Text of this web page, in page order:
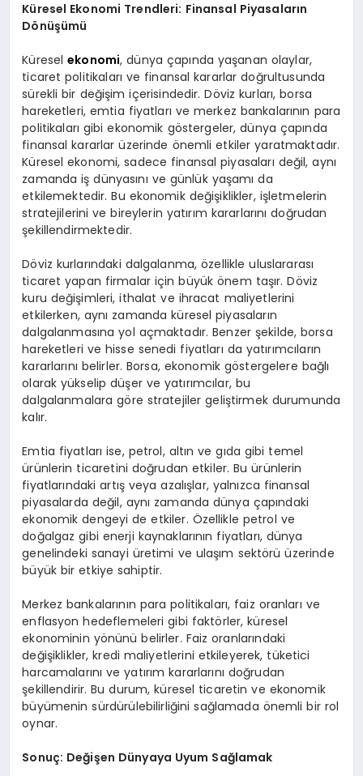
Küresel Ekonomi Trendleri: Finansal Piyasaların
Dönüşümü
Küreselekonomi, dünya çapında yaşanan olaylar,
ticaret politikaları ve finansal kararlar doğrultusunda
sürekli bir değişim içerisindedir. Döviz kurları, borsa
hareketleri, emtia fiyatları ve merkez bankalarının para
politikaları gibi ekonomik göstergeler, dünya çapında
finansal kararlar üzerinde önemli etkiler yaratmaktadır.
Küresel ekonomi, sadece finansal piyasaları değil, aynı
zamanda iş dünyasını ve günlük yaşamı da
etkilemektedir. Bu ekonomik değişiklikler, işletmelerin
stratejilerini ve bireylerin yatırım kararlarını doğrudan
şekillendirmektedir.
Döviz kurlarındaki dalgalanma, özellikle uluslararası
ticaret yapan firmalar için büyük önem taşır. Döviz
kuru değişimleri, ithalat ve ihracat maliyetlerini
etkilerken, aynı zamanda küresel piyasaların
dalgalanmasına yol açmaktadır. Benzer şekilde, borsa
hareketleri ve hisse senedi fiyatları da yatırımcıların
kararlarını belirler. Borsa, ekonomik göstergelere bağlı
olarak yükselip düşer ve yatırımcılar, bu
dalgalanmalara göre stratejiler geliştirmek durumunda
kalır.
Emtia fiyatları ise, petrol, altın ve gıda gibi temel
ürünlerin ticaretini doğrudan etkiler. Bu ürünlerin
fiyatlarındaki artış veya azalışlar, yalnızca finansal
piyasalarda değil, aynı zamanda dünya çapındaki
ekonomik dengeyi de etkiler. Özellikle petrol ve
doğalgaz gibi enerji kaynaklarının fiyatları, dünya
genelindeki sanayi üretimi ve ulaşım sektörü üzerinde
büyük bir etkiye sahiptir.
Merkez bankalarının para politikaları, faiz oranları ve
enflasyon hedeflemeleri gibi faktörler, küresel
ekonominin yönünü belirler. Faiz oranlarındaki
değişiklikler, kredi maliyetlerini etkileyerek, tüketici
harcamalarını ve yatırım kararlarını doğrudan
şekillendirir. Bu durum, küresel ticaretin ve ekonomik
büyümenin sürdürülebilirliğini sağlamada önemli bir rol
oynar.
Sonuç: Değişen Dünyaya Uyum Sağlamak